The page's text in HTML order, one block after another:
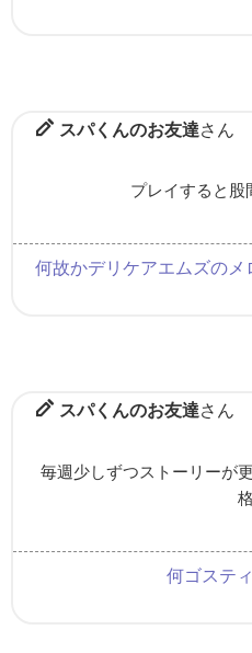
スパくんのお友達さん
プレイすると股
何故かデリケアエムズの
スパくんのお友達さん
毎週少しずつストーリーが
格
何ゴステ